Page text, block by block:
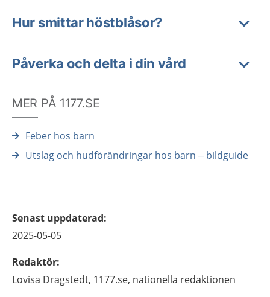
Hur smittar höstblåsor?
Påverka och delta i din vård
MER PÅ 1177.SE
Feber hos barn
Utslag och hudförändringar hos barn – bildguide
Senast uppdaterad:
2025-05-05
Redaktör:
Lovisa Dragstedt, 1177.se, nationella redaktionen